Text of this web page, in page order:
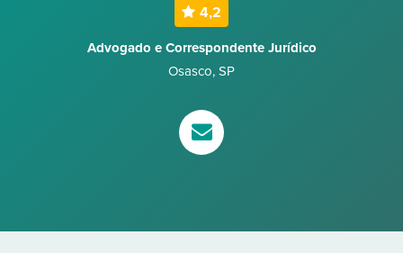
4,2
Advogado e Correspondente Jurídico
Osasco, SP